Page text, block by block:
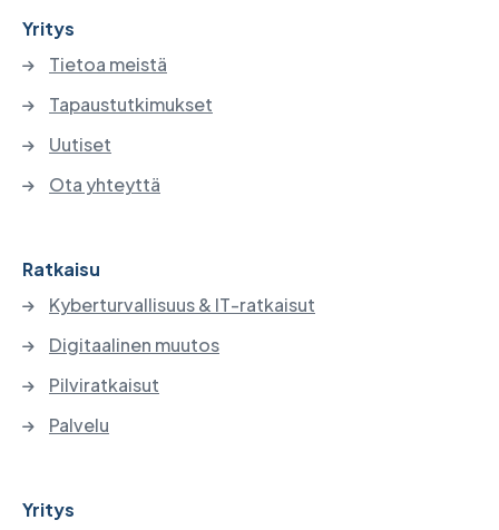
Yritys
Tietoa meistä
Tapaustutkimukset
Uutiset
Ota yhteyttä
Ratkaisu
Kyberturvallisuus & IT-ratkaisut
Digitaalinen muutos
Pilviratkaisut
Palvelu
Yritys